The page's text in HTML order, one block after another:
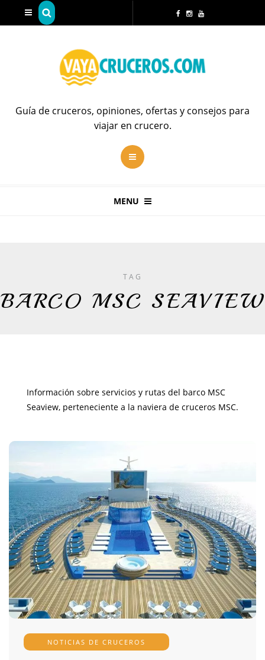
Guía de cruceros, opiniones, ofertas y consejos para
viajar en crucero.
MENU
TAG
BARCO MSC SEAVIEW
Información sobre servicios y rutas del barco MSC
Seaview, perteneciente a la naviera de cruceros MSC.
NOTICIAS DE CRUCEROS